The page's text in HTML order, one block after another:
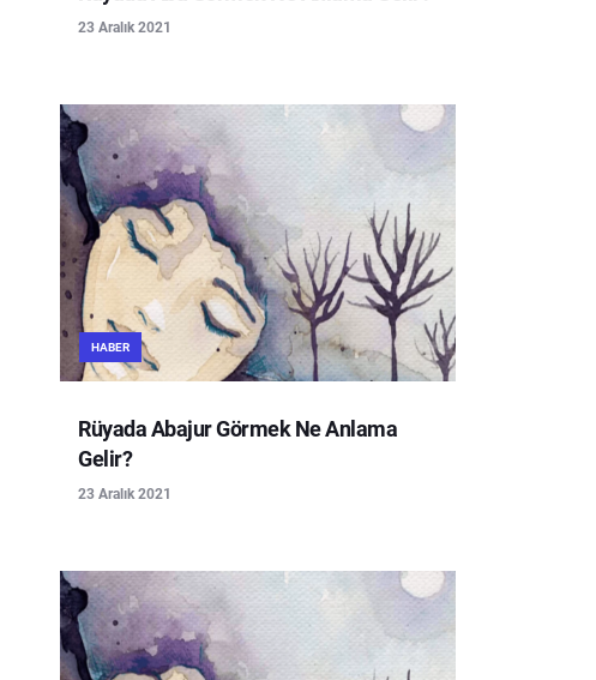
23 Aralık 2021
HABER
Rüyada Abajur Görmek Ne Anlama
Gelir?
23 Aralık 2021